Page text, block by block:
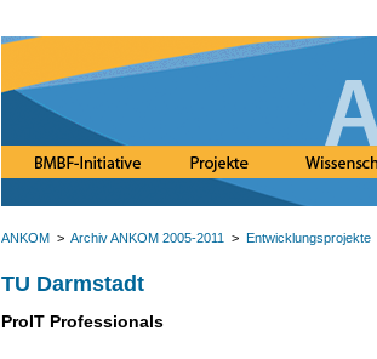
ANKOM > Archiv ANKOM 2005-2011 > Entwicklungsprojekte
TU Darmstadt
ProIT Professionals